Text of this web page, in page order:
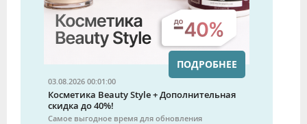
03.08.2026 00:01:00
Косметика Beauty Style + Дополнительная
скидка до 40%!
Самое выгодное время для обновления
ПОДРОБНЕЕ